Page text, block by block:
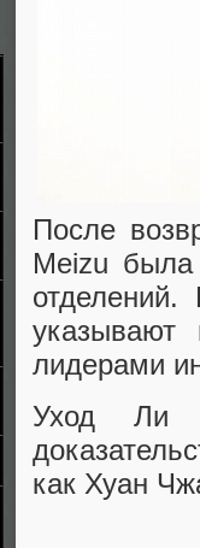
После
Meizu была
указывают
лидерами
Уход Ли
как Хуан